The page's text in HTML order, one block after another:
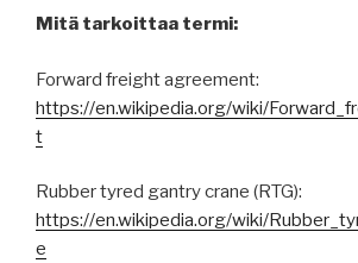
Mitä tarkoittaa termi:
Forward freight agreement:
https://en.wikipedia.org/wiki/
t
Rubber tyred gantry crane (RTG):
https://en.wikipedia.org/wiki/
e